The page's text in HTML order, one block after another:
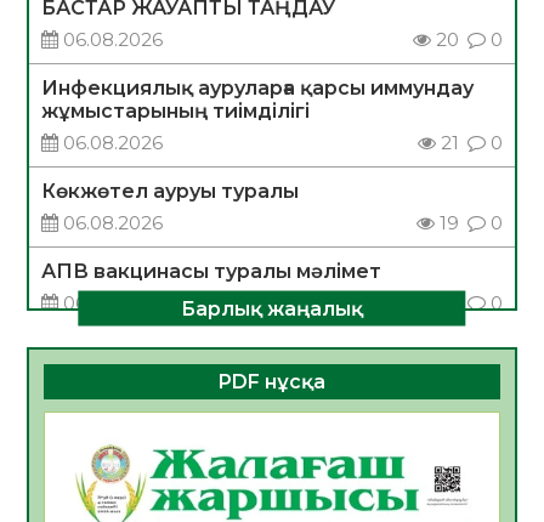
БАСТАР ЖАУАПТЫ ТАҢДАУ
06.08.2026
20 0
Инфекциялық ауруларға қарсы иммундау
жұмыстарының тиімділігі
06.08.2026
21 0
Көкжөтел ауруы туралы
06.08.2026
19 0
АПВ вакцинасы туралы мәлімет
06.08.2026
0
Open Air: Қызылорда облысы полиция
департаменті 20 мыңнан астам
көрерменнің қауіпсіздігін қамтамасыз етті
ҚЫЗЫЛОРДАДА «САНАЛЫ ҰРПАҚ –
ЖАРҚЫН БОЛАШАҚ» АТТЫ КЕҢЕЙТІЛГЕН
Барлық жаңалық
PDF нұсқа